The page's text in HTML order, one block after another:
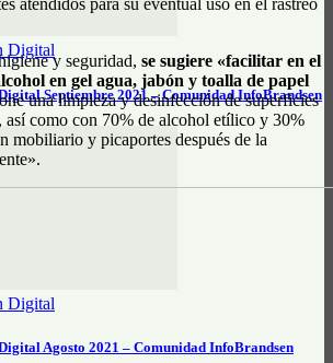
Digital
Septiembre 2021 – Comunidad InfoBrandsen
Digital
Agosto 2021 – Comunidad InfoBrandsen
y seguridad, se sugiere «facilitar en el
en gel agua, jabón y toalla de papel
una limpieza y desinfección de superficies
así como con 70% de alcohol etílico y 30%
mobiliario y picaportes después de la